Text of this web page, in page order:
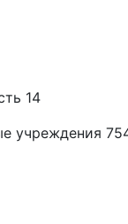
14
учреждения